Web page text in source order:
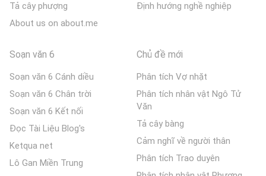
Tả cây phượng
About us on about.me
Định hướng nghề nghiệp
Soạn văn 6
Soạn văn 6 Cánh diều
Soạn văn 6 Chân trời
Soạn văn 6 Kết nối
Đọc Tài Liệu Blog's
Ketqua net
Lô Gan Miền Trung
Chủ đề mới
Phân tích Vợ nhặt
Phân tích nhân vật Ngô Tử
Văn
Tả cây bàng
Cảm nghĩ về người thân
Phân tích Trao duyên